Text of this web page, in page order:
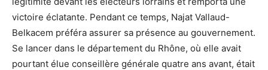
victoire éclatante. Pendant ce temps, Najat Vallaud-
Belkacem préféra assurer sa présence au gouvernement.
Se lancer dans le département du Rhône, où elle avait
pourtant élue conseillère générale quatre ans avant, était